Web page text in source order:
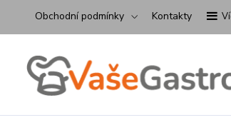
Obchodní podmínky Kontakty